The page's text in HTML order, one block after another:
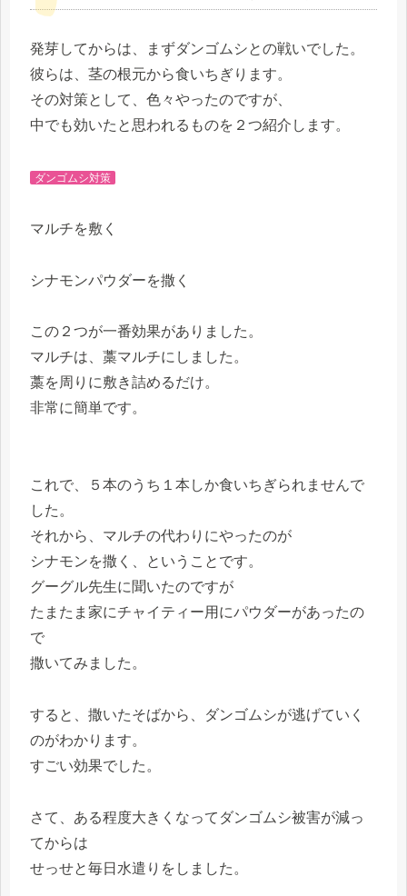
発芽してからは、まずダンゴムシとの戦いでした。
彼らは、茎の根元から食いちぎります。
その対策として、色々やったのですが、
中でも効いたと思われるものを２つ紹介します。
ダンゴムシ対策
マルチを敷く
シナモンパウダーを撒く
この２つが一番効果がありました。
マルチは、藁マルチにしました。
藁を周りに敷き詰めるだけ。
非常に簡単です。
これで、５本のうち１本しか食いちぎられませんで
した。
それから、マルチの代わりにやったのが
シナモンを撒く、ということです。
グーグル先生に聞いたのですが
たまたま家にチャイティー用にパウダーがあったの
で
撒いてみました。
すると、撒いたそばから、ダンゴムシが逃げていく
のがわかります。
すごい効果でした。
さて、ある程度大きくなってダンゴムシ被害が減っ
てからは
せっせと毎日水遣りをしました。